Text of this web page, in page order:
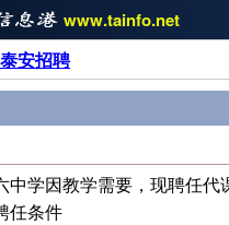
www.tainfo.net
泰安招聘
中学因教学需要，现聘任代
任条件